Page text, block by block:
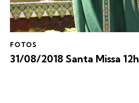
FOTOS
31/08/2018 Santa Missa 12h